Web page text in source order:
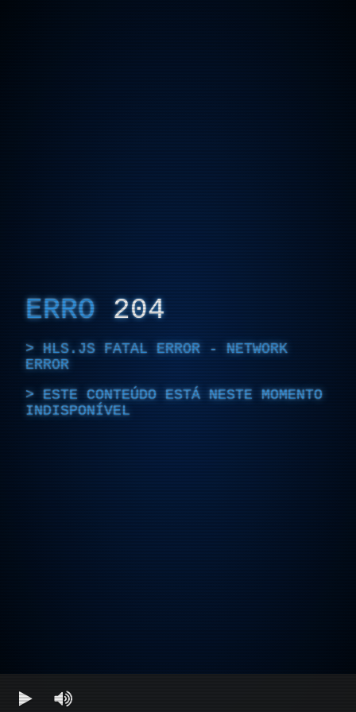
ERRO 204
HLS.JS FATAL ERROR - NETWORK
ERROR
ESTE CONTEÚDO ESTÁ NESTE MOMENTO
INDISPONÍVEL